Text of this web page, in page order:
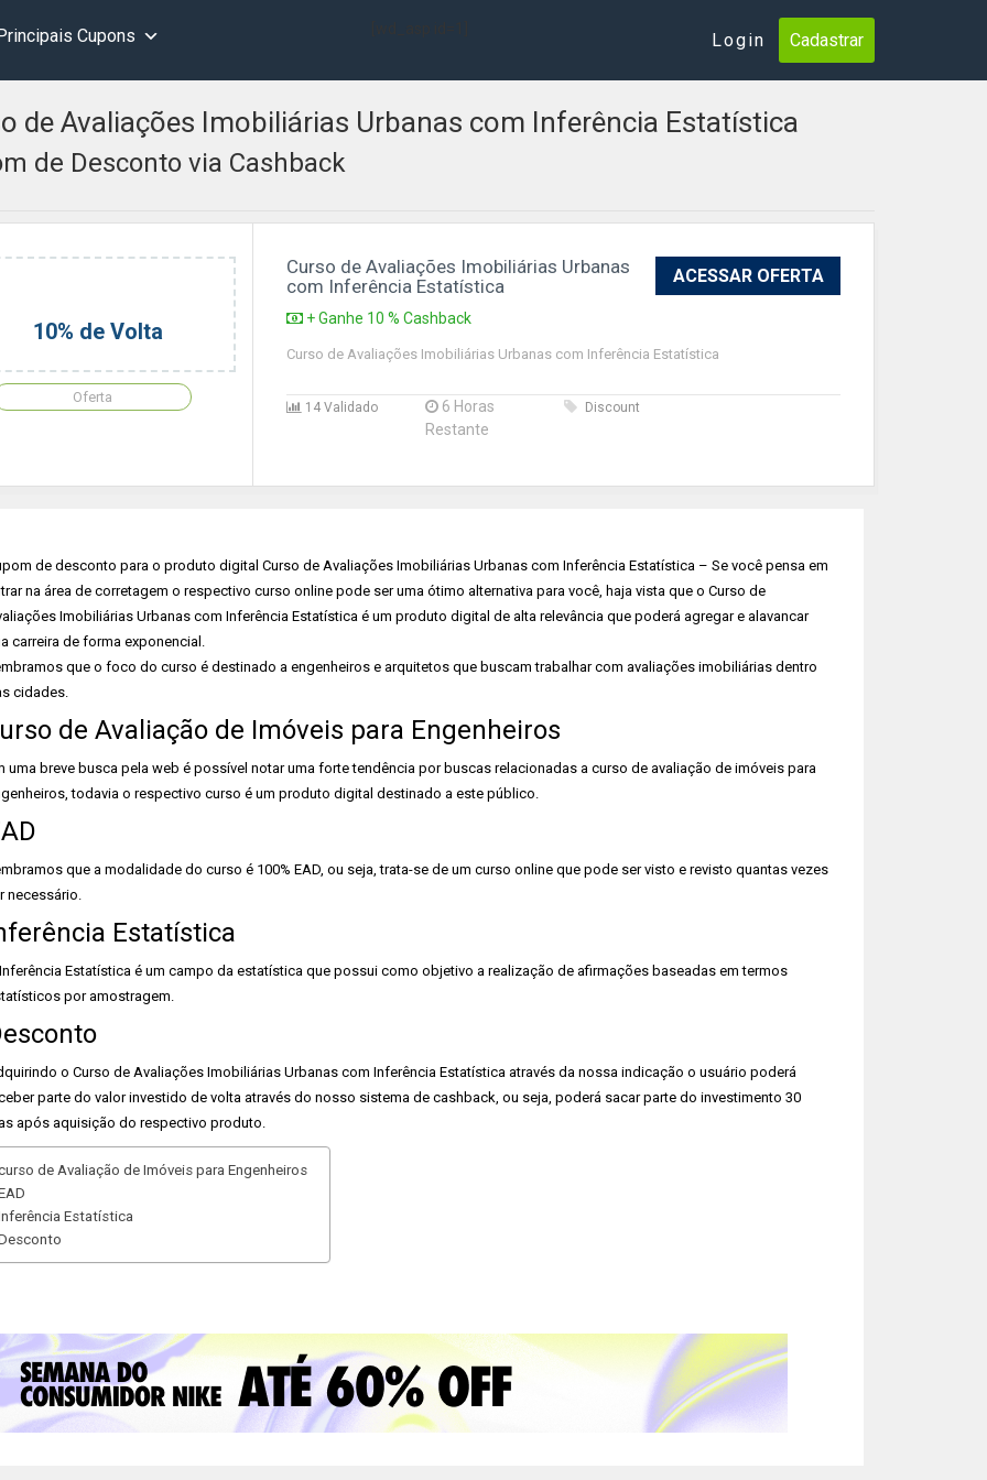
Cupons Login Cadastrar
de Avaliações Imobiliárias Urbanas com Inferência Estatística
de Desconto via Cashback
10% de Volta
Oferta
Curso de Avaliações Imobiliárias Urbanas
com Inferência Estatística
+ Ganhe 10 % Cashback
ACESSAR OFERTA
Curso de Avaliações Imobiliárias Urbanas com Inferência Estatística
14 Validado
6 Horas
Restante
Discount
de desconto para o produto digital Curso de Avaliações Imobiliárias Urbanas com Inferência Estatística – Se você pensa em
na área de corretagem o respectivo curso online pode ser uma ótimo alternativa para você, haja vista que o Curso de
Imobiliárias Urbanas com Inferência Estatística é um produto digital de alta relevância que poderá agregar e alavancar
carreira de forma exponencial.
que o foco do curso é destinado a engenheiros e arquitetos que buscam trabalhar com avaliações imobiliárias dentro
cidades.
de Avaliação de Imóveis para Engenheiros
uma breve busca pela web é possível notar uma forte tendência por buscas relacionadas a curso de avaliação de imóveis para
todavia o respectivo curso é um produto digital destinado a este público.
que a modalidade do curso é 100% EAD, ou seja, trata-se de um curso online que pode ser visto e revisto quantas vezes
necessário.
Estatística
Estatística é um campo da estatística que possui como objetivo a realização de afirmações baseadas em termos
por amostragem.
o Curso de Avaliações Imobiliárias Urbanas com Inferência Estatística através da nossa indicação o usuário poderá
parte do valor investido de volta através do nosso sistema de cashback, ou seja, poderá sacar parte do investimento 30
após aquisição do respectivo produto.
de Avaliação de Imóveis para Engenheiros
Estatística